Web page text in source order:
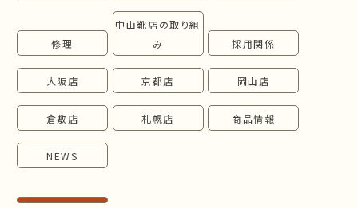
修理
中山靴店の取り組
み
採用関係
大阪店 京都店 岡山店
倉敷店 札幌店 商品情報
NEWS